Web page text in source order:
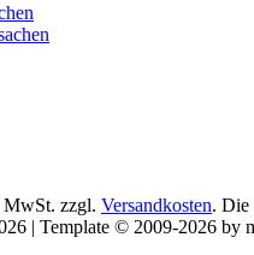
MwSt. zzgl. Versandkosten. Die
| Template © 2009-2026 by